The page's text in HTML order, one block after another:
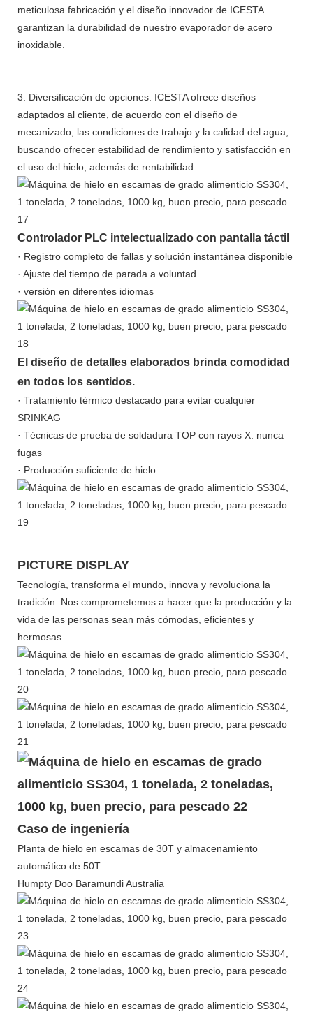
meticulosa fabricación y el diseño innovador de ICESTA
garantizan la durabilidad de nuestro evaporador de acero
inoxidable.
3. Diversificación de opciones. ICESTA ofrece diseños
adaptados al cliente, de acuerdo con el diseño de
mecanizado, las condiciones de trabajo y la calidad del agua,
buscando ofrecer estabilidad de rendimiento y satisfacción en
el uso del hielo, además de rentabilidad.
Controlador PLC intelectualizado con pantalla táctil
· Registro completo de fallas y solución instantánea disponible
· Ajuste del tiempo de parada a voluntad.
· versión en diferentes idiomas
El diseño de detalles elaborados brinda comodidad
en todos los sentidos.
· Tratamiento térmico destacado para evitar cualquier
SRINKAG
· Técnicas de prueba de soldadura TOP con rayos X: nunca
fugas
· Producción suficiente de hielo
PICTURE DISPLAY
Tecnología, transforma el mundo, innova y revoluciona la
tradición. Nos comprometemos a hacer que la producción y la
vida de las personas sean más cómodas, eficientes y
hermosas.
Caso de ingeniería
Planta de hielo en escamas de 30T y almacenamiento
automático de 50T
Humpty Doo Baramundi Australia